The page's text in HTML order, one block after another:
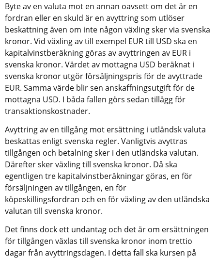
Byte av en valuta mot en annan oavsett om det är en
fordran eller en skuld är en avyttring som utlöser
beskattning även om inte någon växling sker via svenska
kronor. Vid växling av till exempel EUR till USD ska en
kapitalvinstberäkning göras av avyttringen av EUR i
svenska kronor. Värdet av mottagna USD beräknat i
svenska kronor utgör försäljningspris för de avyttrade
EUR. Samma värde blir sen anskaffningsutgift för de
mottagna USD. I båda fallen görs sedan tillägg för
transaktionskostnader.
Avyttring av en tillgång mot ersättning i utländsk valuta
beskattas enligt svenska regler. Vanligtvis avyttras
tillgången och betalning sker i den utländska valutan.
Därefter sker växling till svenska kronor. Då ska
egentligen tre kapitalvinstberäkningar göras, en för
försäljningen av tillgången, en för
köpeskillingsfordran och en för växling av den utländska
valutan till svenska kronor.
Det finns dock ett undantag och det är om ersättningen
för tillgången växlas till svenska kronor inom trettio
dagar från avyttringsdagen. I detta fall ska kursen på